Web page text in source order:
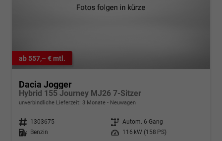
ab 557,– € mtl.
Dacia Jogger
Hybrid 155 Journey MJ26 7-Sitzer
unverbindliche Lieferzeit: 3 Monate Neuwagen
Fahrzeugnr. 1303675 Getriebe Autom. 6-Gang
Kraftstoff
Benzin Leistung 116 kW (158 PS)